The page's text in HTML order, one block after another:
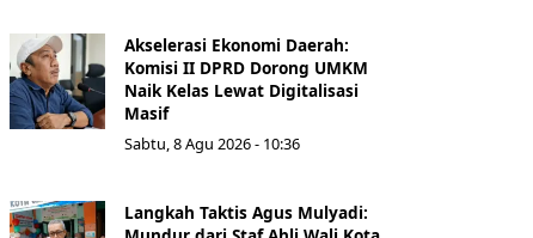
Akselerasi Ekonomi Daerah:
Komisi II DPRD Dorong UMKM
Naik Kelas Lewat Digitalisasi
Masif
Sabtu, 8 Agu 2026 - 10:36
Langkah Taktis Agus Mulyadi: